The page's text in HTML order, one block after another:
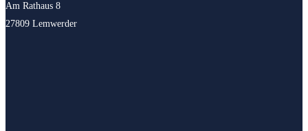
Am Rathaus 8
27809 Lemwerder